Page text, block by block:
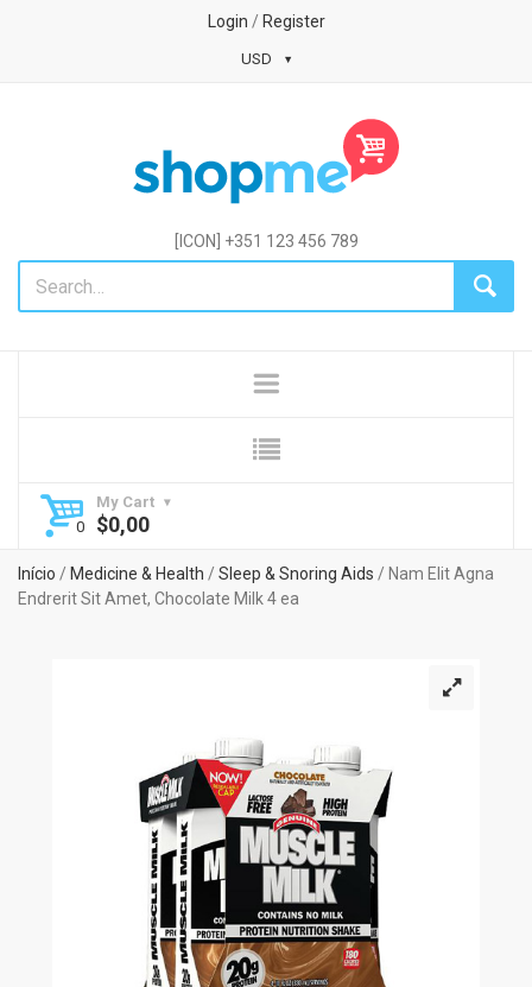
Login / Register
USD
[ICON] +351 123 456 789
My Cart
$0,00
Início / Medicine & Health / Sleep & Snoring Aids / Nam Elit Agna
Endrerit Sit Amet, Chocolate Milk 4 ea